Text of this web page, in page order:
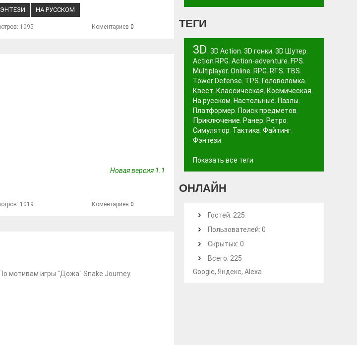
НА РУССКОМ
1095 Коментариев 0
Новая версия 1.1
1019 Коментариев 0
мотивам игры "Дожа" Snake Journey.
ТЕГИ
3D, 3D Action, 3D гонки, 3D Шутер,
Action RPG, Action-adventure, FPS,
Multiplayer, Online, RPG, RTS, TBS,
Tower Defense, TPS, Головоломка,
Квест, Классическая, Космическая,
На русском, Настольные, Пазлы,
Платформер, Поиск предметов,
Приключение, Ранер, Ретро,
Симулятор, Тактика, Файтинг,
Фэнтези
Показать все теги
ОНЛАЙН
Гостей: 225
Пользователей: 0
Скрытых: 0
Всего: 225
Google, Яндекс, Alexa